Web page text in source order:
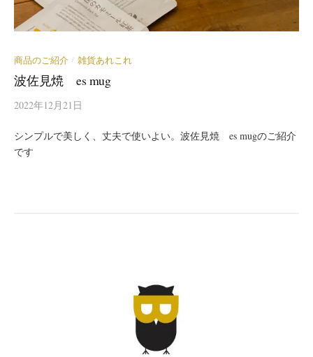
商品のご紹介 / 雑貨あれこれ
波佐見焼 es mug
2022年12月21日
シンプルで美しく、丈夫で使いよい。波佐見焼 es mugのご紹介
です